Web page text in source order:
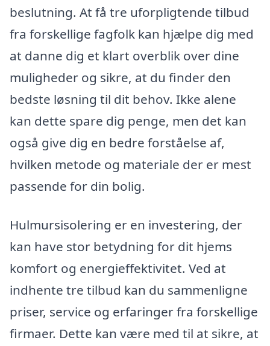
beslutning. At få tre uforpligtende tilbud
fra forskellige fagfolk kan hjælpe dig med
at danne dig et klart overblik over dine
muligheder og sikre, at du finder den
bedste løsning til dit behov. Ikke alene
kan dette spare dig penge, men det kan
også give dig en bedre forståelse af,
hvilken metode og materiale der er mest
passende for din bolig.
Hulmursisolering er en investering, der
kan have stor betydning for dit hjems
komfort og energieffektivitet. Ved at
indhente tre tilbud kan du sammenligne
priser, service og erfaringer fra forskellige
firmaer. Dette kan være med til at sikre, at